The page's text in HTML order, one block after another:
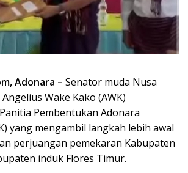
Adonara – Senator muda Nusa
Wake Kako (AWK)
Pembentukan Adonara
yang mengambil langkah lebih awal
perjuangan pemekaran Kabupaten
induk Flores Timur.